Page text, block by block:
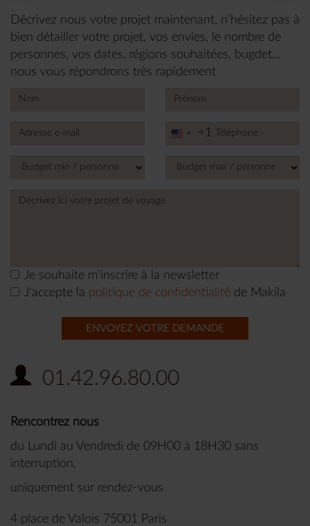
Décrivez nous votre projet maintenant, n’hésitez pas à
bien détailler votre projet, vos envies, le nombre de
personnes, vos dates, régions souhaitées, bugdet...
nous vous répondrons très rapidement
United
+1
+1
Je souhaite m'inscrire à la newsletter
J'accepte la politique de confidentialité de Makila
ENVOYEZ VOTRE DEMANDE
01.42.96.80.00
Rencontrez nous
du Lundi au Vendredi de 09H00 à 18H30 sans
interruption,
uniquement sur rendez-vous
4 place de Valois 75001 Paris